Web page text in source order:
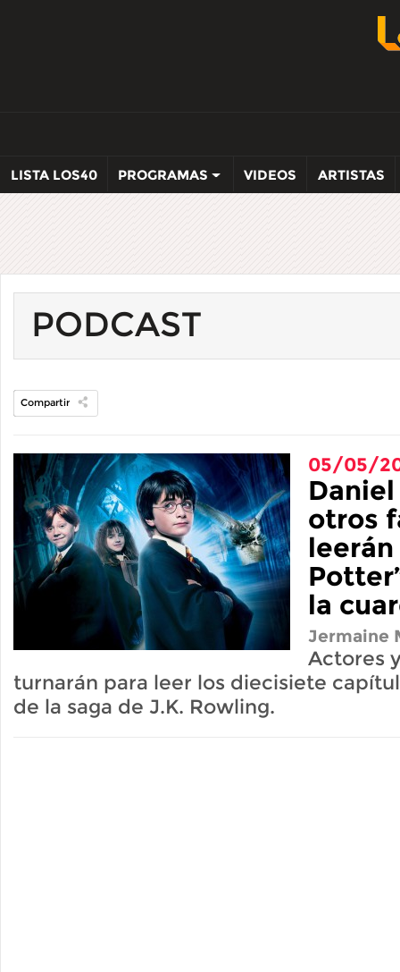
LISTA LOS40 PROGRAMAS VIDEOS ARTISTAS
PODCAST
Compartir
05/05/
otros
leerán
la
Jermaine
Actores
turnarán para leer los diecisiete
de la saga de J.K. Rowling.